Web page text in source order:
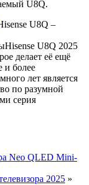
U8Q.
U8Q –
Hisense U8Q 2025
делает её ещё
и более
лет является
по разумной
серия
Neo QLED Mini-
2025 »